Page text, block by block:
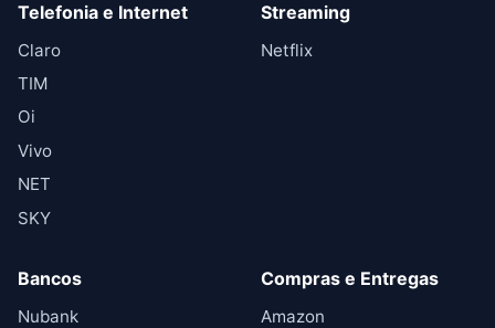
Telefonia e Internet
Claro
TIM
Oi
Vivo
NET
SKY
Streaming
Netflix
Bancos
Nubank
Compras e Entregas
Amazon